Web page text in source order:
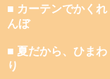
■ カーテンでかくれ
んぼ
■ 夏だから、ひまわ
り